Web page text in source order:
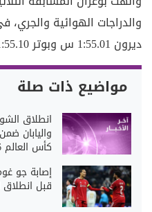
ديرون 1:55.01 س وبوتر 1:55.10 س. (العربية)
مواضيع ذات صلة
انطلاق
كأس العالم 2026
إصابة جو
قبل